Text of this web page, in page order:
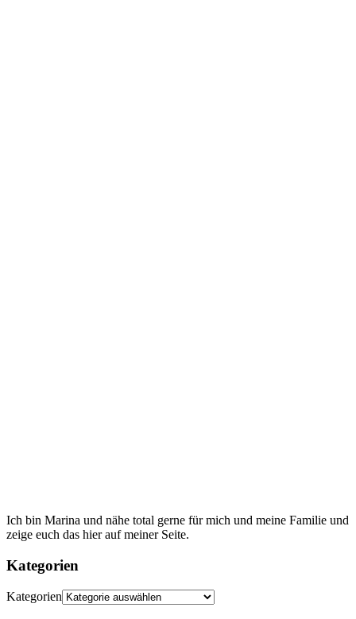
Ich bin Marina und nähe total gerne für mich und meine Familie und
zeige euch das hier auf meiner Seite.
Kategorien
Kategorien